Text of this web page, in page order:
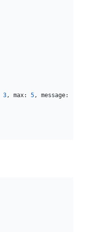
3 , max: 5 , message: